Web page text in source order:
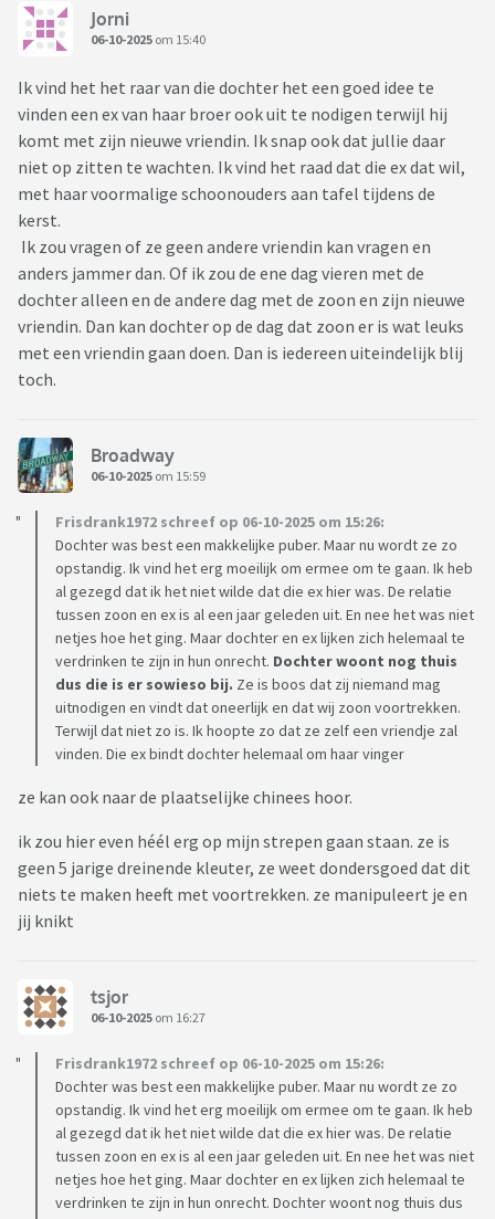
Jorni
06-10-2025 om 15:40
Ik vind het het raar van die dochter het een goed idee te
vinden een ex van haar broer ook uit te nodigen terwijl hij
komt met zijn nieuwe vriendin. Ik snap ook dat jullie daar
niet op zitten te wachten. Ik vind het raad dat die ex dat wil,
met haar voormalige schoonouders aan tafel tijdens de
kerst.
Ik zou vragen of ze geen andere vriendin kan vragen en
anders jammer dan. Of ik zou de ene dag vieren met de
dochter alleen en de andere dag met de zoon en zijn nieuwe
vriendin. Dan kan dochter op de dag dat zoon er is wat leuks
met een vriendin gaan doen. Dan is iedereen uiteindelijk blij
toch.
Broadway
06-10-2025 om 15:59
Frisdrank1972 schreef op 06-10-2025 om 15:26:
Dochter was best een makkelijke puber. Maar nu wordt ze zo
opstandig. Ik vind het erg moeilijk om ermee om te gaan. Ik heb
al gezegd dat ik het niet wilde dat die ex hier was. De relatie
tussen zoon en ex is al een jaar geleden uit. En nee het was niet
netjes hoe het ging. Maar dochter en ex lijken zich helemaal te
verdrinken te zijn in hun onrecht. Dochter woont nog thuis
dus die is er sowieso bij. Ze is boos dat zij niemand mag
uitnodigen en vindt dat oneerlijk en dat wij zoon voortrekken.
Terwijl dat niet zo is. Ik hoopte zo dat ze zelf een vriendje zal
vinden. Die ex bindt dochter helemaal om haar vinger
ze kan ook naar de plaatselijke chinees hoor.
ik zou hier even héél erg op mijn strepen gaan staan. ze is
geen 5 jarige dreinende kleuter, ze weet dondersgoed dat dit
niets te maken heeft met voortrekken. ze manipuleert je en
jij knikt
tsjor
06-10-2025 om 16:27
Frisdrank1972 schreef op 06-10-2025 om 15:26:
Dochter was best een makkelijke puber. Maar nu wordt ze zo
opstandig. Ik vind het erg moeilijk om ermee om te gaan. Ik heb
al gezegd dat ik het niet wilde dat die ex hier was. De relatie
tussen zoon en ex is al een jaar geleden uit. En nee het was niet
netjes hoe het ging. Maar dochter en ex lijken zich helemaal te
verdrinken te zijn in hun onrecht. Dochter woont nog thuis dus